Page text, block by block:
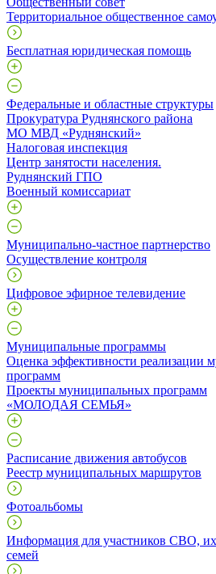
Территориальное общественное
Бесплатная юридическая помощь
Федеральные и областные структуры
Прокуратура Руднянского района
МО МВД «Руднянский»
Налоговая инспекция
Центр занятости населения.
Руднянский ГПО
Военный комиссариат
Муниципально-частное партнерство
Осуществление контроля
Цифровое эфирное телевидение
Муниципальные программы
Оценка эффективности реализации
программ
Проекты муниципальных программ
«МОЛОДАЯ СЕМЬЯ»
Расписание движения автобусов
Реестр муниципальных маршрутов
Фотоальбомы
Информация для участников СВО,
семей